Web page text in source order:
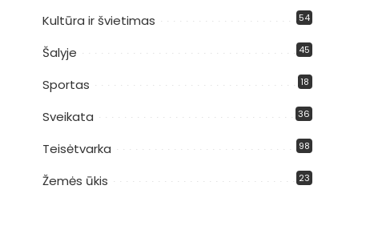
Kultūra ir švietimas 54
Šalyje 45
Sportas 18
Sveikata 36
Teisėtvarka 98
Žemės ūkis 23